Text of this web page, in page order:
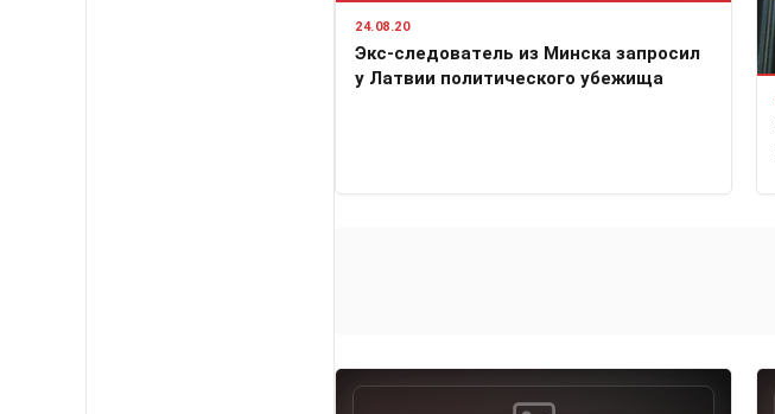
24.08.20
Экс-следователь из Минска запросил
у Латвии политического убежища